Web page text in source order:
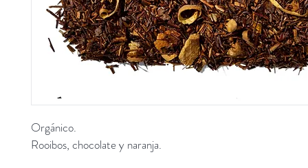
Orgánico.
Rooibos, chocolate y naranja.